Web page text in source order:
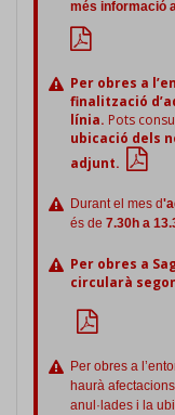
més informació
Per obres a
finalització
línia. Pots
ubicació dels
adjunt.
Durant el mes d
és de 7.30h a
Per obres a
circularà
Per obres a
haurà
anul·lades i la